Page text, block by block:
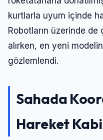
kurtlarla uyum içinde
Robotların üzerinde
alırken, en yeni modelin
gözlemlendi.
Sahada
Hareket